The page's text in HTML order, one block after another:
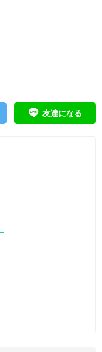
友達になる